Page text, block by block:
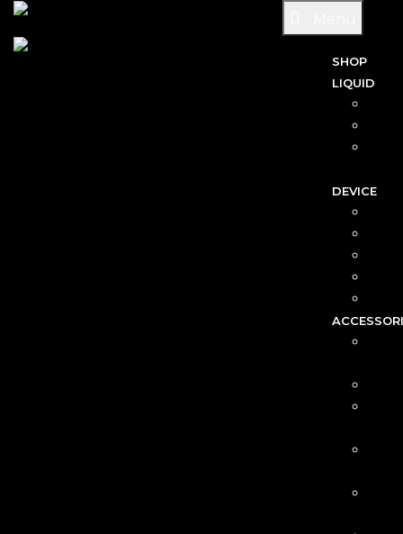
SHOP
LIQUID
DEVICE